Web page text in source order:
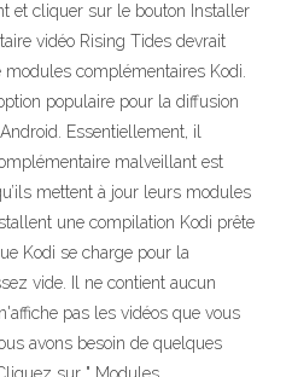
et cliquer sur le bouton Installer
vidéo Rising Tides devrait
complémentaires Kodi.
populaire pour la diffusion
Essentiellement, il
malveillant est
mettent à jour leurs modules
une compilation Kodi prête
Kodi se charge pour la
vide. Il ne contient aucun
pas les vidéos que vous
avons besoin de quelques